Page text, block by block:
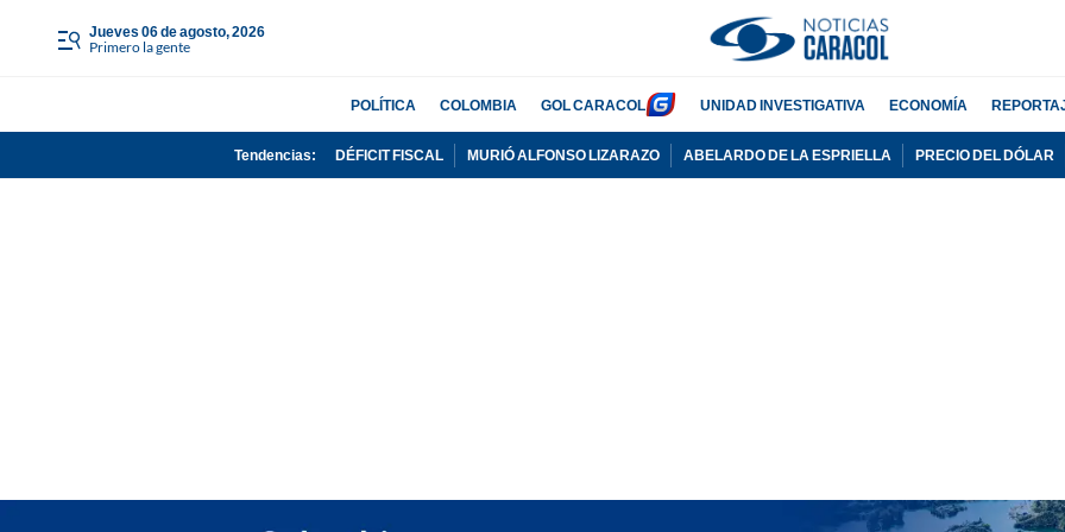
jueves 06 de agosto, 2026
Primero la gente
POLÍTICA COLOMBIA GOL CARACOL UNIDAD INVESTIGATIVA ECONOMÍA
Tendencias: DÉFICIT FISCAL MURIÓ ALFONSO LIZARAZO ABELARDO DE LA ESPRIELLA PRECIO DEL DÓLAR